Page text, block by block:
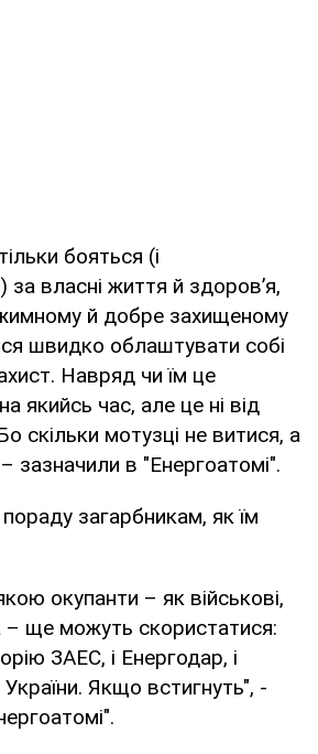
бояться (і
за власні життя й здоров’я,
й добре захищеному
швидко облаштувати собі
Навряд чи їм це
якийсь час, але це ні від
скільки мотузці не витися, а
зазначили в "Енергоатомі".
загарбникам, як їм
окупанти – як військові,
– ще можуть скористатися:
ЗАЕС, і Енергодар, і
Якщо встигнуть", -